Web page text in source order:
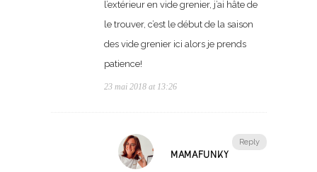
l’extérieur en vide grenier, j’ai hâte de
le trouver, c’est le début de la saison
des vide grenier ici alors je prends
patience!
23 mai 2018 at 13:26
Reply
MAMAFUNKY